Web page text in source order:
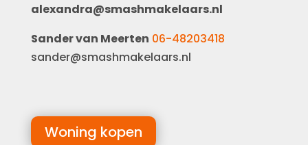
alexandra@smashmakelaars.nl
Sander van Meerten 06-48203418
sander@smashmakelaars.nl
Woning kopen